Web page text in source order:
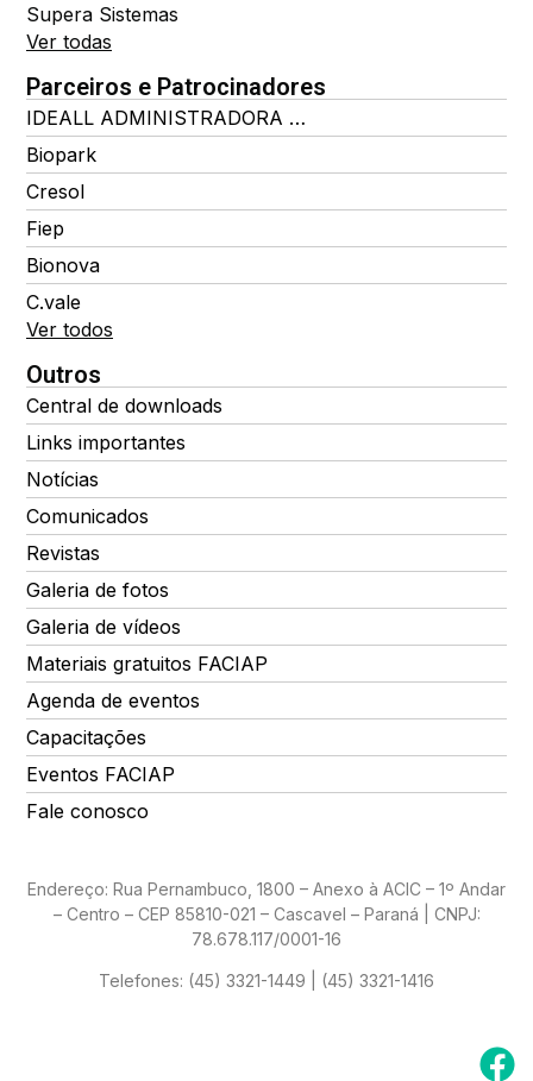
Supera Sistemas
Ver todas
Parceiros e Patrocinadores
IDEALL ADMINISTRADORA DE BENEFÍCIOS
Biopark
Cresol
Fiep
Bionova
C.vale
Ver todos
Outros
Central de downloads
Links importantes
Notícias
Comunicados
Revistas
Galeria de fotos
Galeria de vídeos
Materiais gratuitos FACIAP
Agenda de eventos
Capacitações
Eventos FACIAP
Fale conosco
Endereço: Rua Pernambuco, 1800 – Anexo à ACIC – 1º Andar
– Centro – CEP 85810-021 – Cascavel – Paraná | CNPJ:
78.678.117/0001-16
Telefones: (45) 3321-1449 | (45) 3321-1416